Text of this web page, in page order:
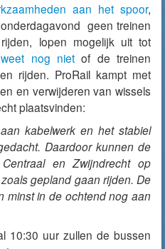
aan het spoor,
geen treinen
lopen mogelijk uit tot
weet nog nietof de treinen
rijden. ProRail kampt met
en verwijderen van wissels
plaatsvinden:
kabelwerk en het stabiel
Daardoor kunnen de
en Zwijndrecht op
gepland gaan rijden. De
minst in de ochtend nog aan
10:30 uur zullen de bussen